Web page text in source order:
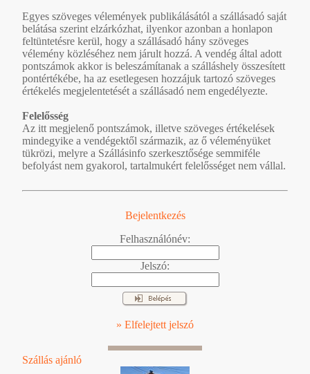
Egyes szöveges vélemények publikálásától a szállásadó saját
belátása szerint elzárkózhat, ilyenkor azonban a honlapon
feltüntetésre kerül, hogy a szállásadó hány szöveges
vélemény közléséhez nem járult hozzá. A vendég által adott
pontszámok akkor is beleszámítanak a szálláshely összesített
pontértékébe, ha az esetlegesen hozzájuk tartozó szöveges
értékelés megjelentetését a szállásadó nem engedélyezte.
Felelősség
Az itt megjelenő pontszámok, illetve szöveges értékelések
mindegyike a vendégektől származik, az ő véleményüket
tükrözi, melyre a Szállásinfo szerkesztősége semmiféle
befolyást nem gyakorol, tartalmukért felelősséget nem vállal.
Bejelentkezés
Felhasználónév:
Jelszó:
» Elfelejtett jelszó
Szállás ajánló